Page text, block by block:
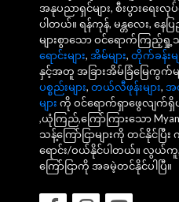
အနုပညာရှင်များ, စီးပွားရေးလုပ်
ပါတယ်။ ရန်ကုန်, မန္တလေး, နေပ
များစွာသော ဝင်ရောက်ကြည့်
ရောင်းများ, အိမ်များ, တိုက်ခန်းမျ
နှင့်အတူ အခြားအိမ်ခြံမြေကွက်မျ
ပစ္စည်းများ, တယ်လီဖုန်းများ, အ
များ ကို ဝင်ရောက်ရှာဖွေလျက်
,ယုံကြည်,ကြော်ကြားသော
သန့်ကြော်ငြာများကို တင်နိုင်ပြီ
ရောင်း/ဝယ်နိုင်ပါတယ်။ လွယ်ကူ,
ကြော်ငြာကို အခမဲ့တင်နိုင်ပါပြီ။